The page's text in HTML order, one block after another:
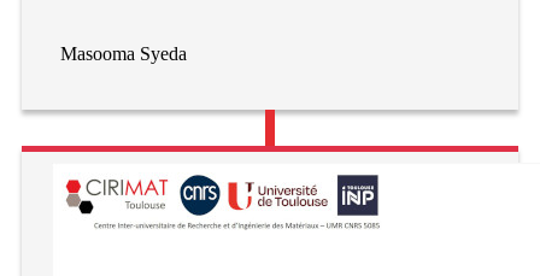
Masooma Syeda